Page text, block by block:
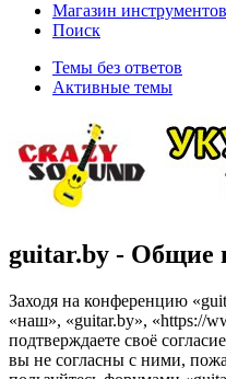
Магазин инструментов
Поиск
Темы без ответов
Активные темы
guitar.by - Общие
Заходя на конференцию
«наш», «guitar.by», «https://
подтверждаете своё
вы не согласны с ними,